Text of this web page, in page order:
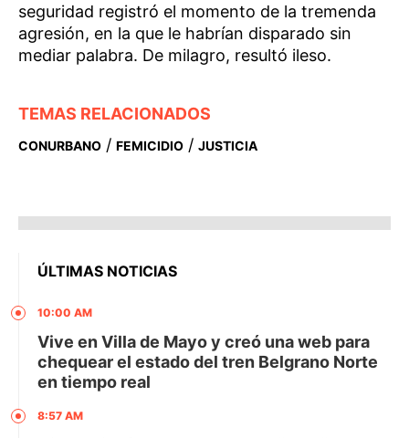
seguridad registró el momento de la tremenda
agresión, en la que le habrían disparado sin
mediar palabra. De milagro, resultó ileso.
TEMAS RELACIONADOS
CONURBANO / FEMICIDIO / JUSTICIA
ÚLTIMAS NOTICIAS
10:00 AM
Vive en Villa de Mayo y creó una web para
chequear el estado del tren Belgrano Norte
en tiempo real
8:57 AM